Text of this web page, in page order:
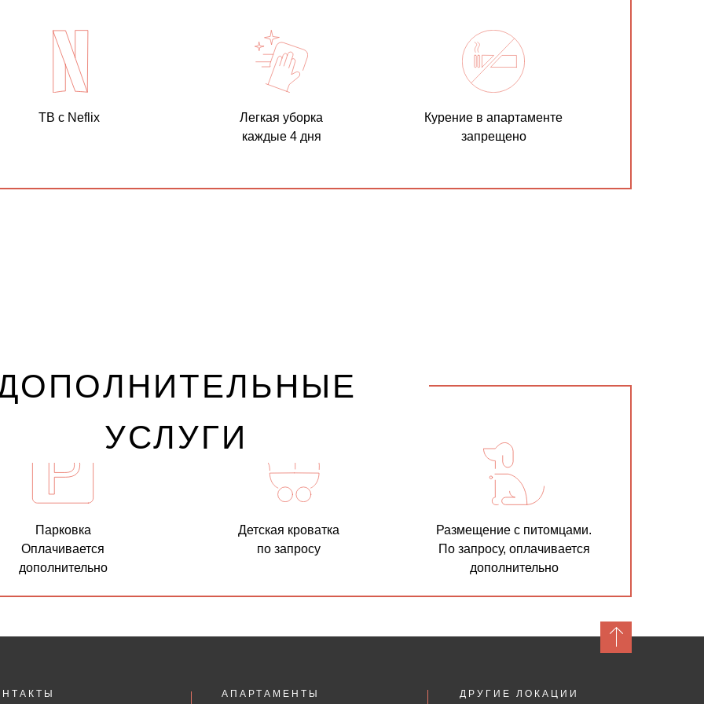
Курение в апартаменте
запрещено
Легкая уборка
каждые 4 дня
ТВ с Neflix
Детская кроватка
по запросу
Размещение с питомцами.
По запросу, оплачивается
дополнительно
Парковка
Оплачивается
дополнительно
УСЛУГИ
АПАРТАМЕНТЫ ДРУГИЕ ЛОКАЦИИ